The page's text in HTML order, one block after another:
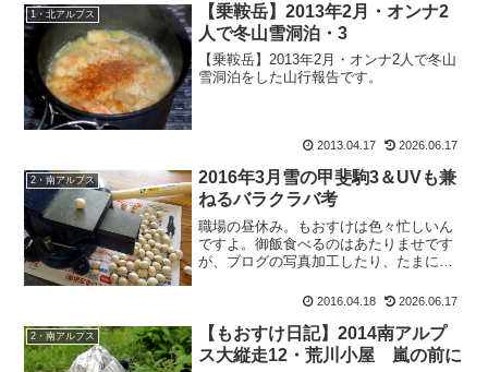
1・北アルプス
【乗鞍岳】2013年2月・オンナ2
人で冬山雪洞泊・3
【乗鞍岳】2013年2月・オンナ2人で冬山
雪洞泊をした山行報告です。
2013.04.17 2026.06.17
2・南アルプス
2016年3月雪の甲斐駒3＆UVも兼
ねるバラクラバ考
職場の昼休み。もおすけは色々忙しいん
ですよ。御飯食べるのはあたりませです
が、ブログの写真加工したり、たまには
を割るの巻。そんな銀杏割りながらブロ
斐駒報告。その3でござい...
2016.04.18 2026.06.17
2・南アルプス
【もおすけ日記】2014南アルプ
ス大縦走12・荒川小屋 嵐の前に